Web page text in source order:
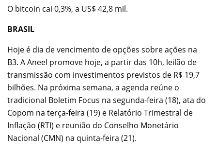
O bitcoin cai 0,3%, a US$ 42,8 mil.
BRASIL
Hoje é dia de vencimento de opções sobre ações na
B3. A Aneel promove hoje, a partir das 10h, leilão de
transmissão com investimentos previstos de R$ 19,7
bilhões. Na próxima semana, a agenda reúne o
tradicional Boletim Focus na segunda-feira (18), ata do
Copom na terça-feira (19) e Relatório Trimestral de
Inflação (RTI) e reunião do Conselho Monetário
Nacional (CMN) na quinta-feira (21).